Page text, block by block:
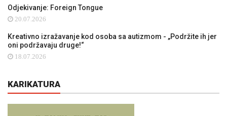
Odjekivanje: Foreign Tongue
20.07.2026
Kreativno izražavanje kod osoba sa autizmom - „Podržite ih jer
oni podržavaju druge!“
18.07.2026
KARIKATURA